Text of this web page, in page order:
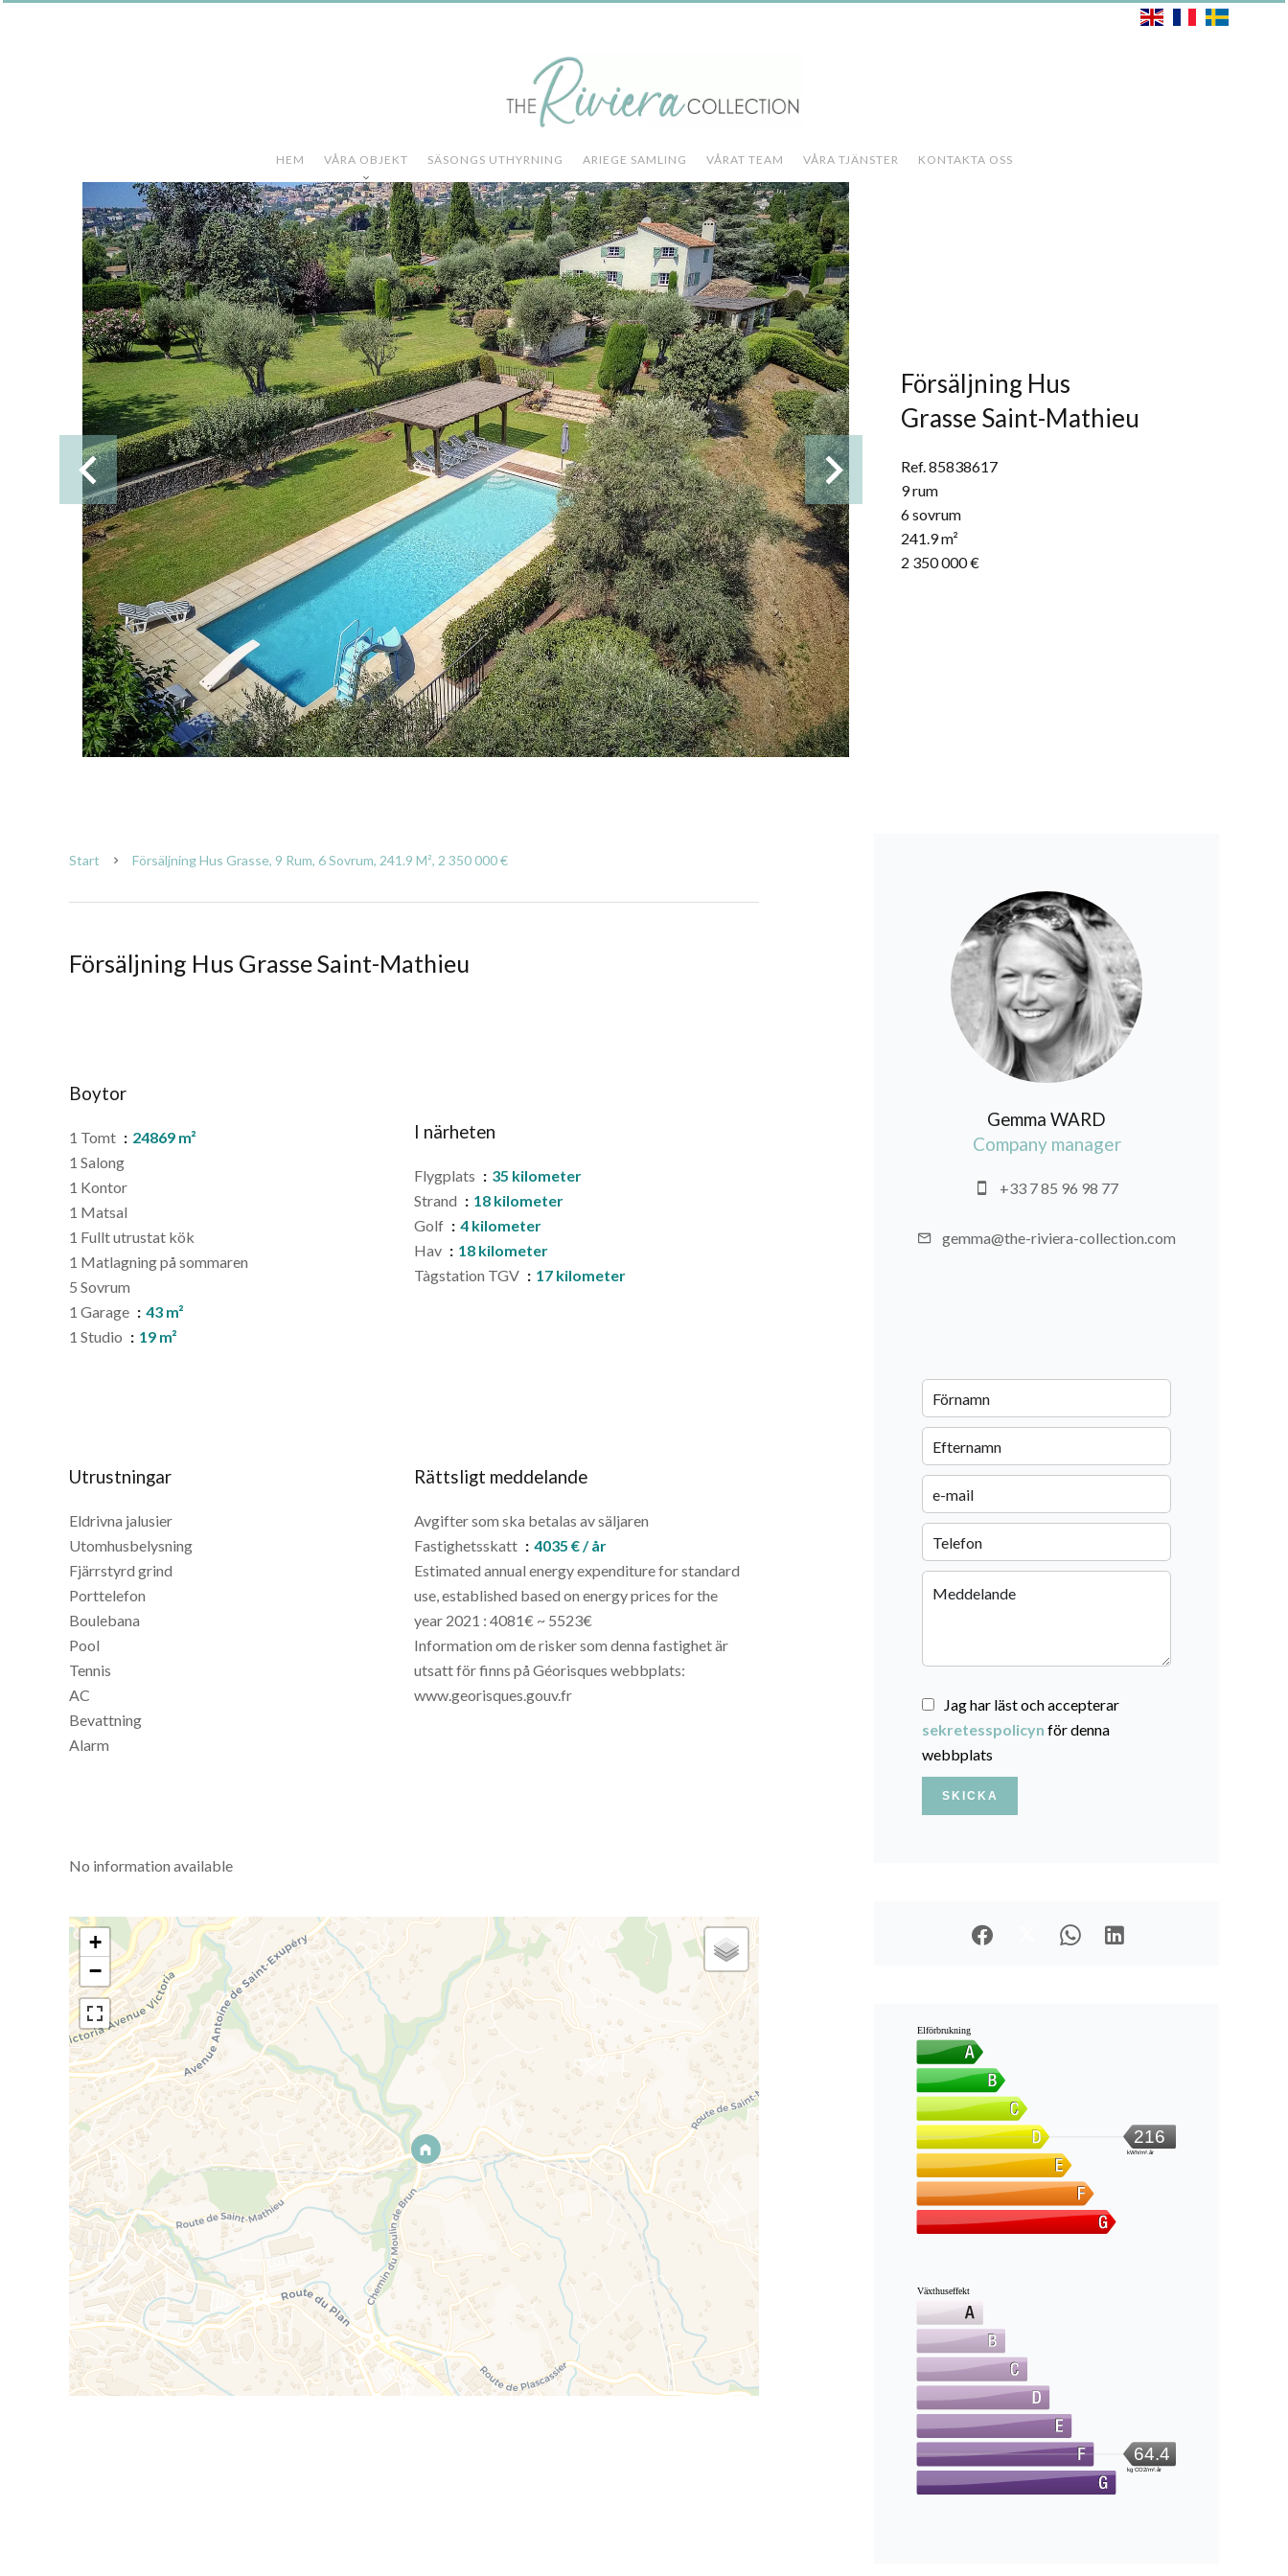
HEM VÅRA OBJEKT SÄSONGS UTHYRNING ARIEGE SAMLING VÅRAT TEAM VÅRA TJÄNSTER KONTAKTA OSS
Försäljning Hus
Grasse Saint-Mathieu
Ref. 85838617
9 rum
6 sovrum
241.9 m²
2 350 000 €
Start Försäljning Hus Grasse, 9 Rum, 6 Sovrum, 241.9 M², 2 350 000 €
Försäljning Hus Grasse Saint-Mathieu
Boytor
1 Tomt
24869 m²
1 Salong
1 Kontor
1 Matsal
1 Fullt utrustat kök
1 Matlagning på sommaren
5 Sovrum
1 Garage
43 m²
1 Studio
19 m²
I närheten
Flygplats
35 kilometer
Strand
18 kilometer
Golf
4 kilometer
Hav
18 kilometer
Tàgstation TGV
17 kilometer
Utrustningar
Eldrivna jalusier
Utomhusbelysning
Fjärrstyrd grind
Porttelefon
Boulebana
Pool
Tennis
AC
Bevattning
Alarm
Rättsligt meddelande
Avgifter som ska betalas av säljaren
Fastighetsskatt
4035 € / år
Estimated annual energy expenditure for standard
use, established based on energy prices for the
year 2021 : 4081€ ~ 5523€
Information om de risker som denna fastighet är
utsatt för finns på Géorisques webbplats:
www.georisques.gouv.fr
No information available
+
−
Gemma WARD
Company manager
+33 7 85 96 98 77
gemma@the-riviera-collection.com
Jag har läst och accepterar
sekretesspolicyn för denna
webbplats
SKICKA
Elförbrukning
216
kWh/m².år
Växthuseffekt
64.4
kg CO2/m².år